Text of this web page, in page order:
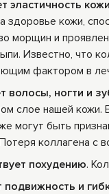
эластичность
здоровье кожи,
морщин и
Известно, что
фактором в
волосы, ногти и
слое нашей кожи.
могут быть
коллагена с
похудению.
подвижность и